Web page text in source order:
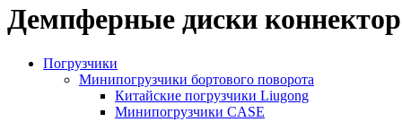
Демпферные диски
Погрузчики
Минипогрузчики бортового поворота
Китайские погрузчики Liugong
Минипогрузчики CASE